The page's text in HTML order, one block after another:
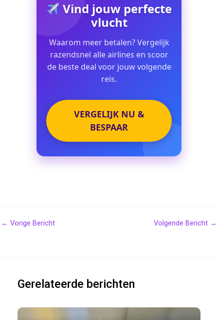
Vind jouw perfecte
vlucht
Waarom meer betalen? Vergelijk
razendsnel alle airlines en scoor
de beste deal voor jouw volgende
reis.
VERGELIJK NU &
BESPAAR
← Vorige Bericht Volgende Bericht →
Gerelateerde berichten